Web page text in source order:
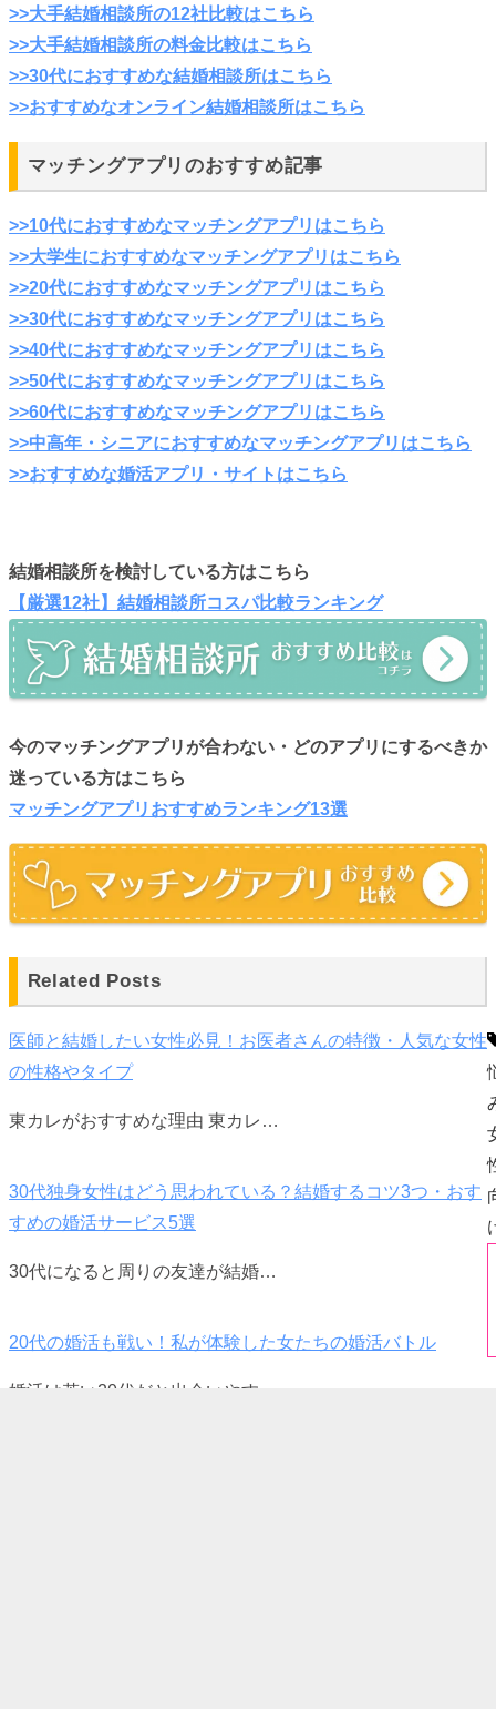
>>大手結婚相談所の12社比較はこちら
>>大手結婚相談所の料金比較はこちら
>>30代におすすめな結婚相談所はこちら
>>おすすめなオンライン結婚相談所はこちら
マッチングアプリのおすすめ記事
>>10代におすすめなマッチングアプリはこちら
>>大学生におすすめなマッチングアプリはこちら
>>20代におすすめなマッチングアプリはこちら
>>30代におすすめなマッチングアプリはこちら
>>40代におすすめなマッチングアプリはこちら
>>50代におすすめなマッチングアプリはこちら
>>60代におすすめなマッチングアプリはこちら
>>中高年・シニアにおすすめなマッチングアプリはこちら
>>おすすめな婚活アプリ・サイトはこちら
結婚相談所を検討している方はこちら
【厳選12社】結婚相談所コスパ比較ランキング
今のマッチングアプリが合わない・どのアプリにするべきか
迷っている方はこちら
マッチングアプリおすすめランキング13選
Related Posts
医師と結婚したい女性必見！お医者さんの特徴・人気な女性
の性格やタイプ
東カレがおすすめな理由 東カレ…
30代独身女性はどう思われている？結婚するコツ3つ・おす
すめの婚活サービス5選
30代になると周りの友達が結婚…
20代の婚活も戦い！私が体験した女たちの婚活バトル
婚活は若い20代だと出会いやす…